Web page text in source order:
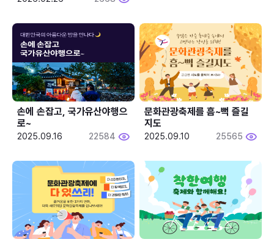
손에 손잡고, 국가유산야행으
로~
2025.09.16 22584
문화관광축제를 흠~뻑 즐길
지도
2025.09.10 25565